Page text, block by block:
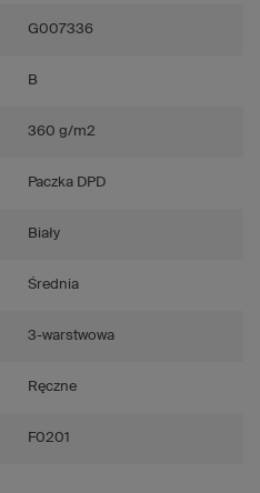
G007336
B
360 g/m2
Paczka DPD
Biały
Średnia
3-warstwowa
Ręczne
F0201